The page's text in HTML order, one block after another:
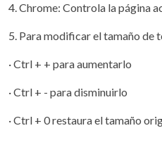
4. Chrome: Controla la página
5. Para modificar el tamaño de
· Ctrl + + para aumentarlo
· Ctrl + - para disminuirlo
· Ctrl + 0 restaura el tamaño